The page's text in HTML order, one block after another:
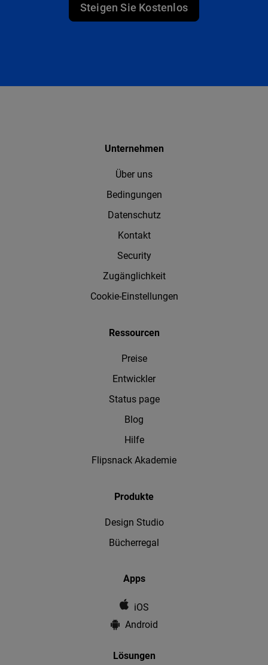
Steigen Sie Kostenlos
Unternehmen
Über uns
Bedingungen
Datenschutz
Kontakt
Security
Zugänglichkeit
Cookie-Einstellungen
Ressourcen
Preise
Entwickler
Status page
Blog
Hilfe
Flipsnack Akademie
Produkte
Design Studio
Bücherregal
Apps
iOS
Android
Lösungen